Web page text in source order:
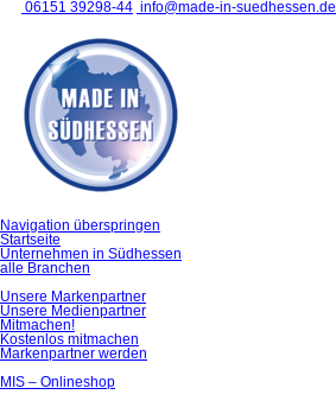
06151 39298-44 info@made-in-suedhessen.de
Navigation überspringen
Startseite
Unternehmen in Südhessen
alle Branchen
Unsere Markenpartner
Unsere Medienpartner
Mitmachen!
Kostenlos mitmachen
Markenpartner werden
MIS – Onlineshop